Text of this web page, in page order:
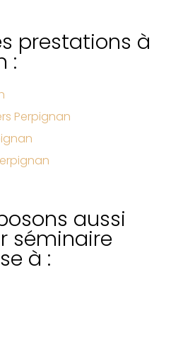
prestations à
:
Perpignan
aussi
séminaire
à :